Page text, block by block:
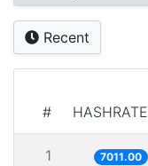
Recent
# HASHRATE
1 7011.00